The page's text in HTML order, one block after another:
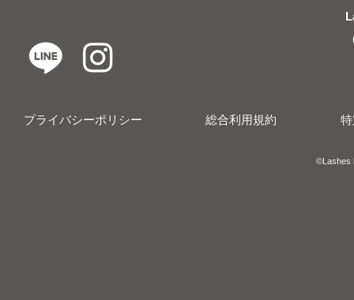
プライバシーポリシー 総合利用規約
​​©︎Lashes